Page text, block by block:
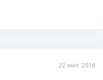
22 июл. 2018